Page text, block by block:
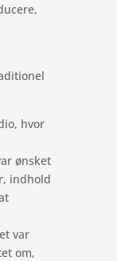
hvor
ønsket
indhold
var
om,